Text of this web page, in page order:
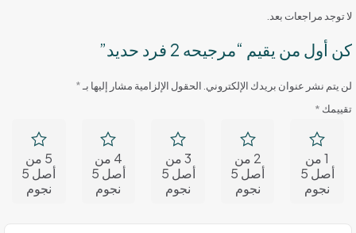
لا توجد مراجعات بعد.
كن أول من يقيم “مرجيحه 2 فرد حديد”
لن يتم نشر عنوان بريدك الإلكتروني. الحقول الإلزامية مشار إليها بـ*
تقييمك *
1 من
أصل 5
نجوم
2 من
أصل 5
نجوم
3 من
أصل 5
نجوم
4 من
أصل 5
نجوم
5 من
أصل 5
نجوم